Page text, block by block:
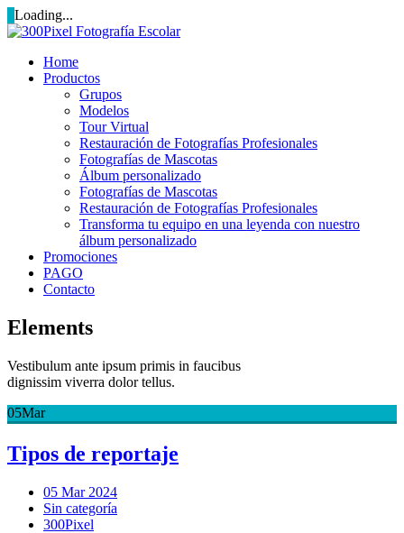
Loading...
Home
Productos
Grupos
Modelos
Tour Virtual
Restauración de Fotografías Profesionales
Fotografías de Mascotas
Álbum personalizado
Fotografías de Mascotas
Restauración de Fotografías Profesionales
Transforma tu equipo en una leyenda con nuestro
álbum personalizado
Promociones
PAGO
Contacto
Elements
Vestibulum ante ipsum primis in faucibus
dignissim viverra dolor tellus.
05Mar
Tipos de reportaje
05 Mar 2024
Sin categoría
300Pixel